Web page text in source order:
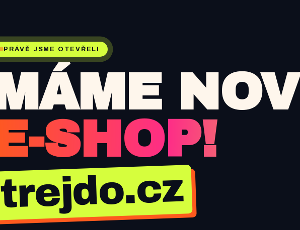
PRÁVĚ JSME OTEVŘELI
MÁME
E-SHOP!
trejdo.cz